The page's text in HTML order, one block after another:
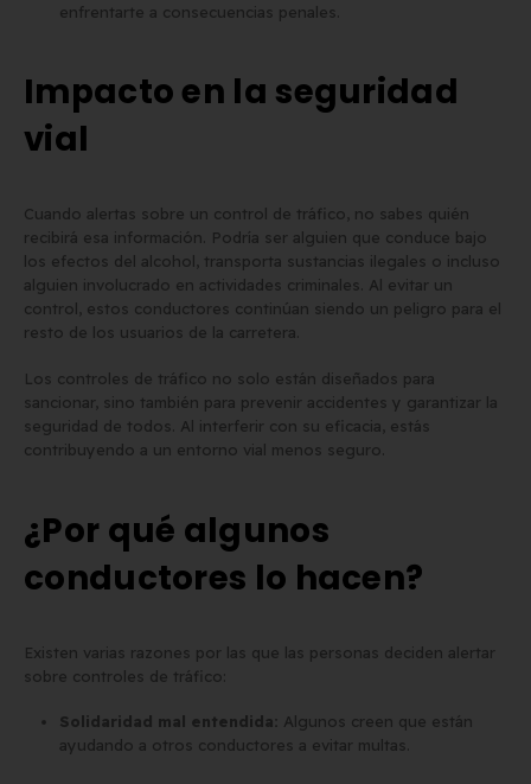
enfrentarte a consecuencias penales.
Impacto en la seguridad
vial
Cuando alertas sobre un control de tráfico, no sabes quién
recibirá esa información. Podría ser alguien que conduce bajo
los efectos del alcohol, transporta sustancias ilegales o incluso
alguien involucrado en actividades criminales. Al evitar un
control, estos conductores continúan siendo un peligro para el
resto de los usuarios de la carretera.
Los controles de tráfico no solo están diseñados para
sancionar, sino también para prevenir accidentes y garantizar la
seguridad de todos. Al interferir con su eficacia, estás
contribuyendo a un entorno vial menos seguro.
¿Por qué algunos
conductores lo hacen?
Existen varias razones por las que las personas deciden alertar
sobre controles de tráfico:
Solidaridad mal entendida:
Algunos creen que están
ayudando a otros conductores a evitar multas.